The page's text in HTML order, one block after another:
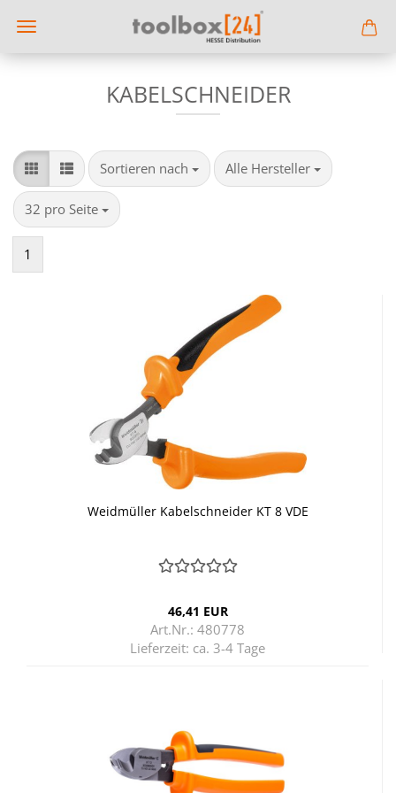
KABELSCHNEIDER
Sortieren nach
Sortieren nach Alle Hersteller
pro Seite
32 pro Seite
pro Seite
1
Weid­mül­ler Ka­bel­schnei­der KT 8 VDE
46,41 EUR
Art.Nr.: 480778
Lieferzeit: ca. 3-4 Tage